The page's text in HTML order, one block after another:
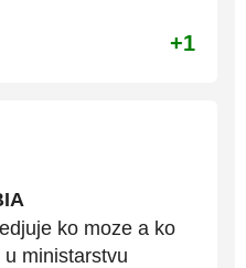
+1
ko moze a ko
ministarstvu